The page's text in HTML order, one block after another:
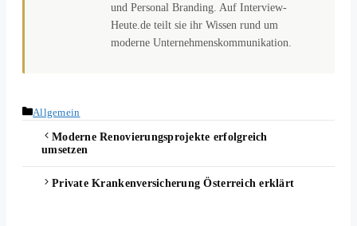
und Personal Branding. Auf Interview-
Heute.de teilt sie ihr Wissen rund um
moderne Unternehmenskommunikation.
Kategorien
Allgemein
Moderne Renovierungsprojekte erfolgreich
umsetzen
Private Krankenversicherung Österreich erklärt